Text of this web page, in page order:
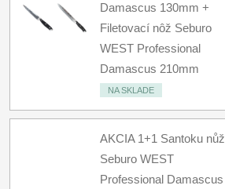
Damascus 130mm +
Filetovací nôž Seburo
WEST Professional
Damascus 210mm
NA SKLADE
AKCIA 1+1 Santoku nůž
Seburo WEST
Professional Damascus